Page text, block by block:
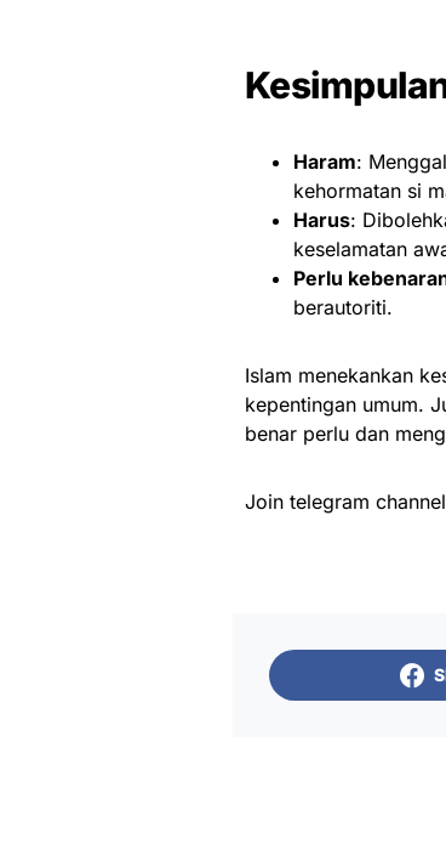
Haram:
kehormatan si
Harus:
keselamatan
Perlu
berautoriti.
Islam menekankan
kepentingan umum.
benar perlu dan
Join telegram